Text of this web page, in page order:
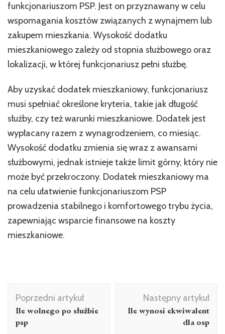
funkcjonariuszom PSP. Jest on przyznawany w celu
wspomagania kosztów związanych z wynajmem lub
zakupem mieszkania. Wysokość dodatku
mieszkaniowego zależy od stopnia służbowego oraz
lokalizacji, w której funkcjonariusz pełni służbę.
Aby uzyskać dodatek mieszkaniowy, funkcjonariusz
musi spełniać określone kryteria, takie jak długość
służby, czy też warunki mieszkaniowe. Dodatek jest
wypłacany razem z wynagrodzeniem, co miesiąc.
Wysokość dodatku zmienia się wraz z awansami
służbowymi, jednak istnieje także limit górny, który nie
może być przekroczony. Dodatek mieszkaniowy ma
na celu ułatwienie funkcjonariuszom PSP
prowadzenia stabilnego i komfortowego trybu życia,
zapewniając wsparcie finansowe na koszty
mieszkaniowe.
Nawigacja
wpisu
Poprzedni artykuł
Ile wolnego po służbie
psp
Następny artykuł
Ile wynosi ekwiwalent
dla osp